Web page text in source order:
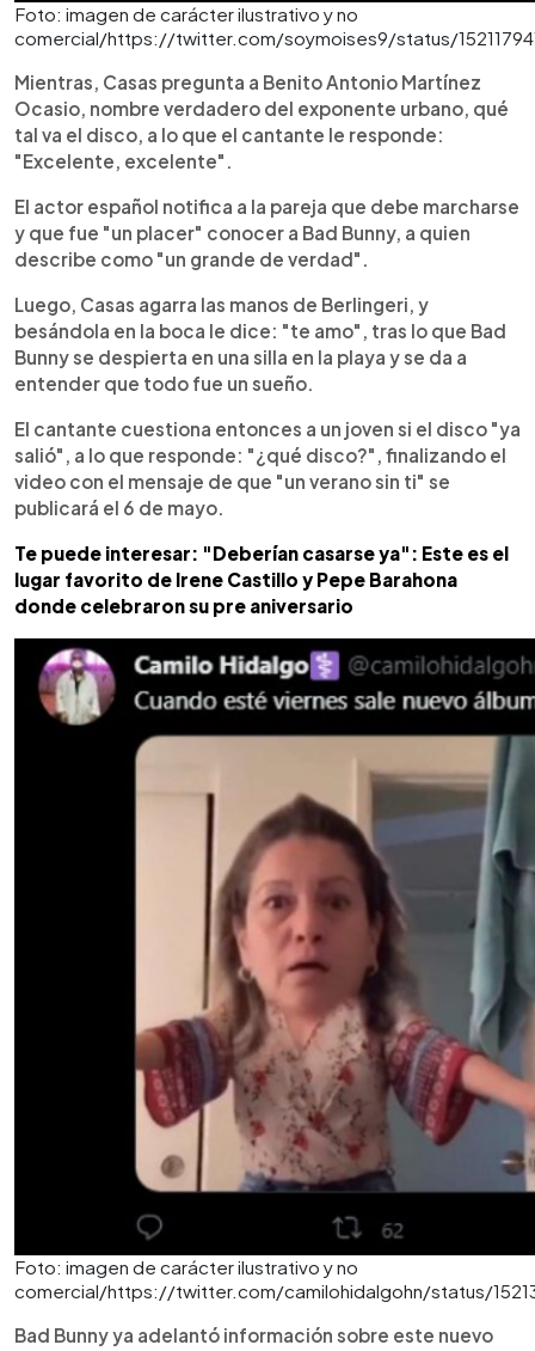
Foto: imagen de carácter ilustrativo y no
comercial/https://twitter.com/soymoises9/status/
Mientras, Casas pregunta a Benito Antonio Martínez
Ocasio, nombre verdadero del exponente urbano, qué
tal va el disco, a lo que el cantante le responde:
"Excelente, excelente".
El actor español notifica a la pareja que debe marcharse
y que fue "un placer" conocer a Bad Bunny, a quien
describe como "un grande de verdad".
Luego, Casas agarra las manos de Berlingeri, y
besándola en la boca le dice: "te amo", tras lo que Bad
Bunny se despierta en una silla en la playa y se da a
entender que todo fue un sueño.
El cantante cuestiona entonces a un joven si el disco "ya
salió", a lo que responde: "¿qué disco?", finalizando el
video con el mensaje de que "un verano sin ti" se
publicará el 6 de mayo.
Te puede interesar: "Deberían casarse ya": Este es el
lugar favorito de Irene Castillo y Pepe Barahona
donde celebraron su pre aniversario
Foto: imagen de carácter ilustrativo y no
comercial/https://twitter.com/camilohidalgohn/status/
Bad Bunny ya adelantó información sobre este nuevo